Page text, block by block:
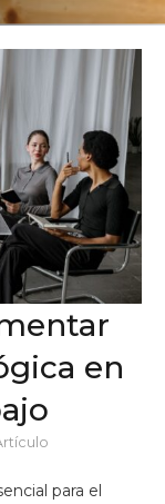
en
para el